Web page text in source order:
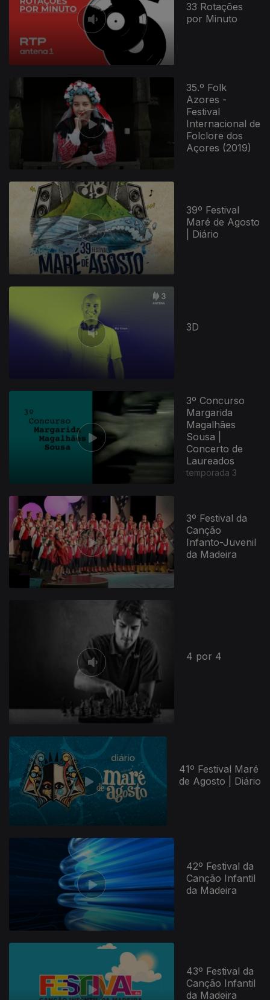
33 Rotações
por Minuto
35.º Folk
Azores -
Festival
Internacional de
Folclore dos
Açores (2019)
39º Festival
Maré de Agosto
| Diário
3D
3º Concurso
Margarida
Magalhães
Sousa |
Concerto de
Laureados
temporada 3
3º Festival da
Canção
Infanto-Juvenil
da Madeira
4 por 4
41º Festival Maré
de Agosto | Diário
42º Festival da
Canção Infantil
da Madeira
43º Festival da
Canção Infantil
da Madeira